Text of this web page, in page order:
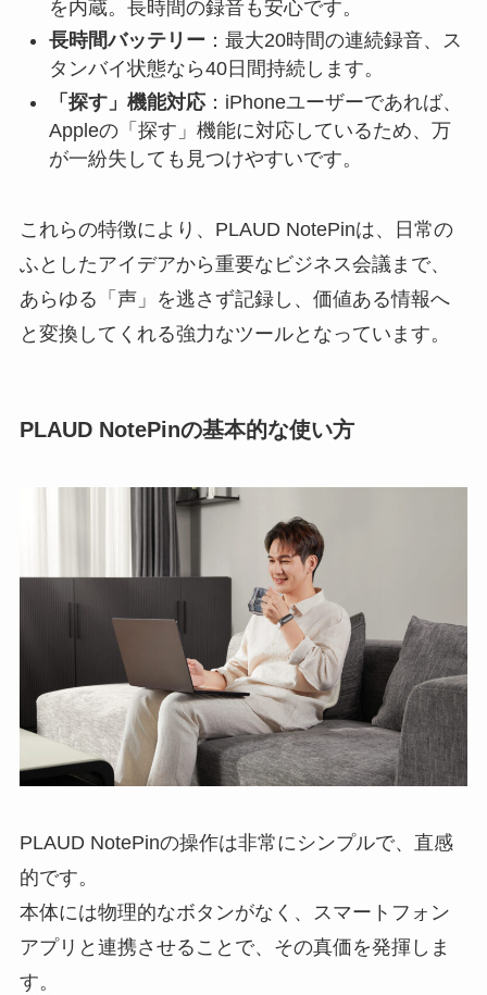
を内蔵。長時間の録音も安心です。
長時間バッテリー ：最大20時間の連続録音、ス
タンバイ状態なら40日間持続します。
「探す」機能対応：iPhoneユーザーであれば、
Appleの「探す」機能に対応しているため、万
が一紛失しても見つけやすいです。
これらの特徴により、PLAUD NotePinは、日常の
ふとしたアイデアから重要なビジネス会議まで、
あらゆる「声」を逃さず記録し、価値ある情報へ
と変換してくれる強力なツールとなっています。
PLAUD NotePinの基本的な使い方
PLAUD NotePinの操作は非常にシンプルで、直感
的です。
本体には物理的なボタンがなく、スマートフォン
アプリと連携させることで、その真価を発揮しま
す。